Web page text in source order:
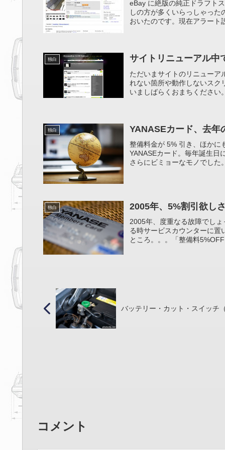
eBay に絶版の純正ドラフト
しの方が多くいらっしゃっ
おいたのです。現在アラート
独白 サイトリニューアル中
ただいまサイトのリニューア
れない箇所や動作しないスク
いましばらくおまちください
独白 YANASEカード、去年
整備料金が 5% 引き、ほかに
YANASEカード。毎年誕生日
さらにビミョーなモノでし
独白 2005年、5%割引欲し
2005年、度重なる故障でし
る時サービスカウンターに置
ところ。。。「整備料
バッテリー・カット・スイッチ
コメント